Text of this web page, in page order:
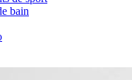
bain